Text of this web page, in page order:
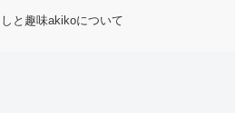
と趣味akikoについて